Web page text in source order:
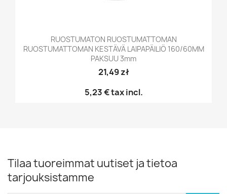
RUOSTUMATON RUOSTUMATTOMAN
RUOSTUMATTOMAN KESTÄVÄ LAIPAPÄILIÖ 160/60MM
PAKSUU 3mm
21,49 zł
5,23 €tax incl.
Tilaa tuoreimmat uutiset ja tietoa
tarjouksistamme